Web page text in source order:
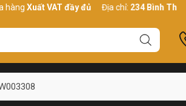
VAT đầy đủ Địa chỉ: 234 Bình Thới, P10,